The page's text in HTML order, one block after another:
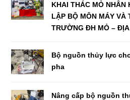
KHAI THÁC MỎ NHÂN
LẬP BỘ MÔN MÁY VÀ
TRƯỜNG ĐH MỎ –
Bộ nguồn thủy lực
pha
Nâng cấp bộ nguồn